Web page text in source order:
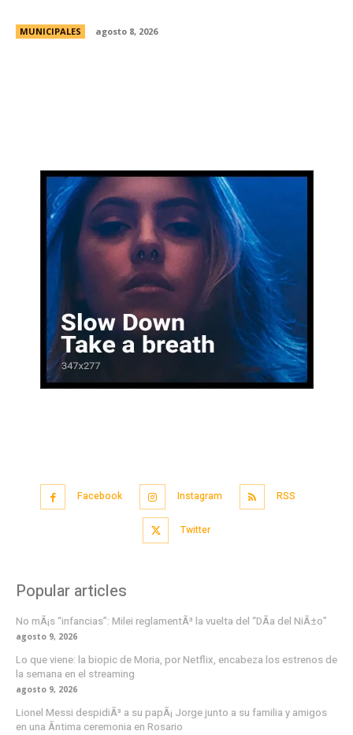
MUNICIPALES agosto 8, 2026
Facebook Instagram RSS
Twitter
Popular articles
No mÃ¡s “infancias”: Milei reglamentÃ³ la vuelta del “DÃ­a del NiÃ±o”
agosto 9, 2026
Lo que viene: la biopic de Moria, por Netflix, encabeza los estrenos de
la semana en el streaming
agosto 9, 2026
Lionel Messi despidiÃ³ a su papÃ¡ Jorge junto a su familia y amigos
en una Ã­ntima ceremonia en Rosario